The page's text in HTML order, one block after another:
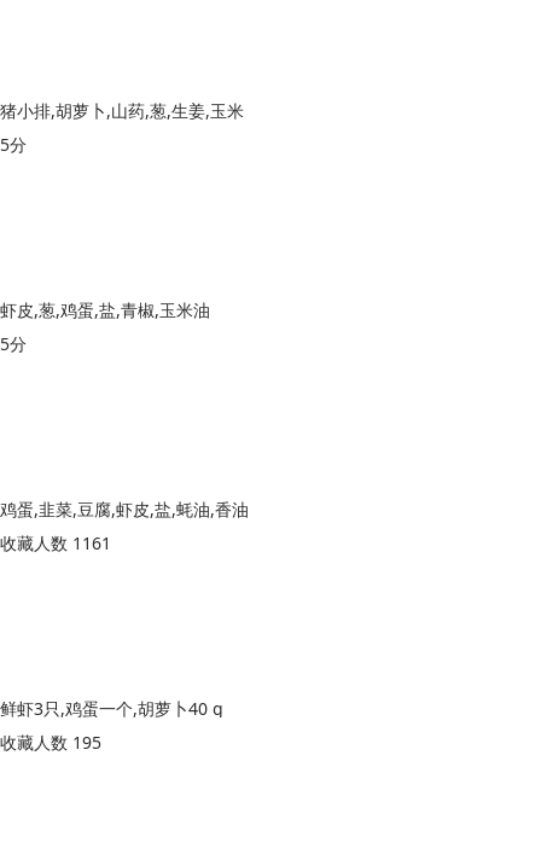
猪小排,胡萝卜,山药,葱,生姜,玉米
5分
虾皮,葱,鸡蛋,盐,青椒,玉米油
5分
鸡蛋,韭菜,豆腐,虾皮,盐,蚝油,香油
收藏人数 1161
鲜虾3只,鸡蛋一个,胡萝卜40 g
收藏人数 195